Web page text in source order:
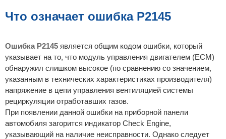
Что означает ошибка P2145
Ошибка P2145 является общим кодом ошибки, который
указывает на то, что модуль управления двигателем (ECM)
обнаружил слишком высокое (по сравнению со значением,
указанным в технических характеристиках производителя)
напряжение в цепи управления вентиляцией системы
рециркуляции отработавших газов.
При появлении данной ошибки на приборной панели
автомобиля загорится индикатор Check Engine,
указывающий на наличие неисправности. Однако следует